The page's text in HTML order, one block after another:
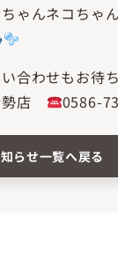
ゃんネコちゃ
合わせもお待
勢店
0586-
らせ一覧へ戻る